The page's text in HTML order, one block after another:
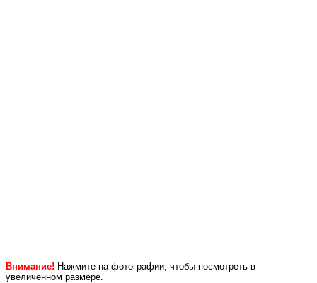
Внимание! Нажмите на фотографии, чтобы посмотреть в
увеличенном размере.